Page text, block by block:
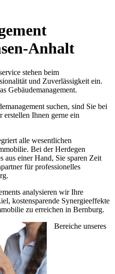
Anhalt
stehen beim
und Zuverlässigkeit ein.
Gebäudemanagement.
suchen, sind Sie bei
erstellen Ihnen gerne ein
alle wesentlichen
Bei der Herdegen
aus einer Hand, Sie sparen Zeit
für professionelles
analysieren wir Ihre
kostensparende Synergieeffekte
zu erreichen in Bernburg.
Bereiche unseres